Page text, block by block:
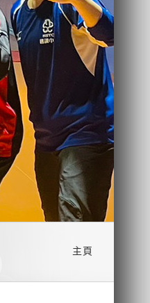
主頁